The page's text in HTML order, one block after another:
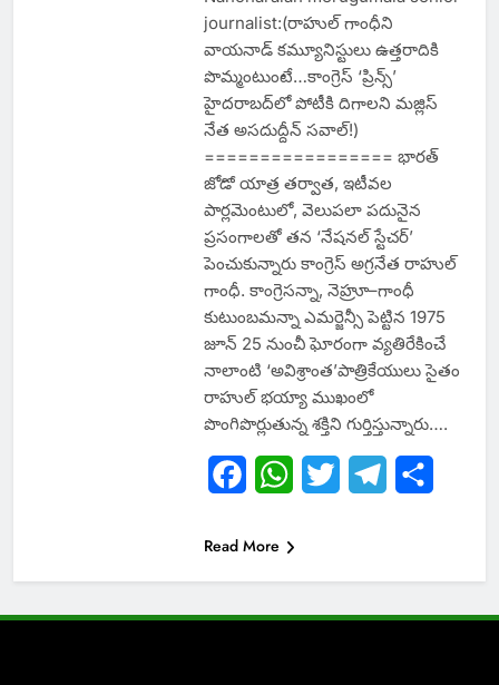
journalist:(రాహుల్‌ గాంధీని
వాయనాడ్‌ కమ్యూనిస్టులు ఉత్తరాదికి
పొమ్మంటుంటే…కాంగ్రెస్‌ ‘ప్రిన్స్‌’
హైదరాబద్‌లో పోటీకి దిగాలని మజ్లిస్‌
నేత అసదుద్దీన్‌ సవాల్‌!)
================= భారత్‌
జోడో యాత్ర తర్వాత, ఇటీవల
పార్లమెంటులో, వెలుపలా పదునైన
ప్రసంగాలతో తన ‘నేషనల్‌ స్టేచర్‌’
పెంచుకున్నారు కాంగ్రెస్‌ అగ్రనేత రాహుల్‌
గాంధీ. కాంగ్రెసన్నా, నెహ్రూ–గాంధీ
కుటుంబమన్నా ఎమర్జెన్సీ పెట్టిన 1975
జూన్‌ 25 నుంచీ ఘోరంగా వ్యతిరేకించే
నాలాంటి ‘అవిశ్రాంత’పాత్రికేయులు సైతం
రాహుల్‌ భయ్యా ముఖంలో
పొంగిపొర్లుతున్న శక్తిని గుర్తిస్తున్నారు….
FacebookWhatsApp
Twitter Telegram
Read More